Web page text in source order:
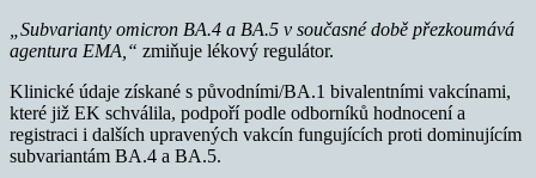
„Subvarianty omicron BA.4 a BA.5 v současné době přezkoumává
agentura EMA,“ zmiňuje lékový regulátor.
Klinické údaje získané s původními/BA.1 bivalentními vakcínami,
které již EK schválila, podpoří podle odborníků hodnocení a
registraci i dalších upravených vakcín fungujících proti dominujícím
subvariantám BA.4 a BA.5.